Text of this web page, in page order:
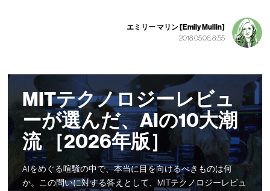
エミリー マリン [Emily Mullin]
2018.05.06, 8:55
MITテクノロジーレビュ
ーが選んだ、AIの10大潮
流 ［2026年版］
AIをめぐる喧騒の中で、本当に目を向けるべきものは何
か。この問いに対する答えとして、MITテクノロジーレビュ